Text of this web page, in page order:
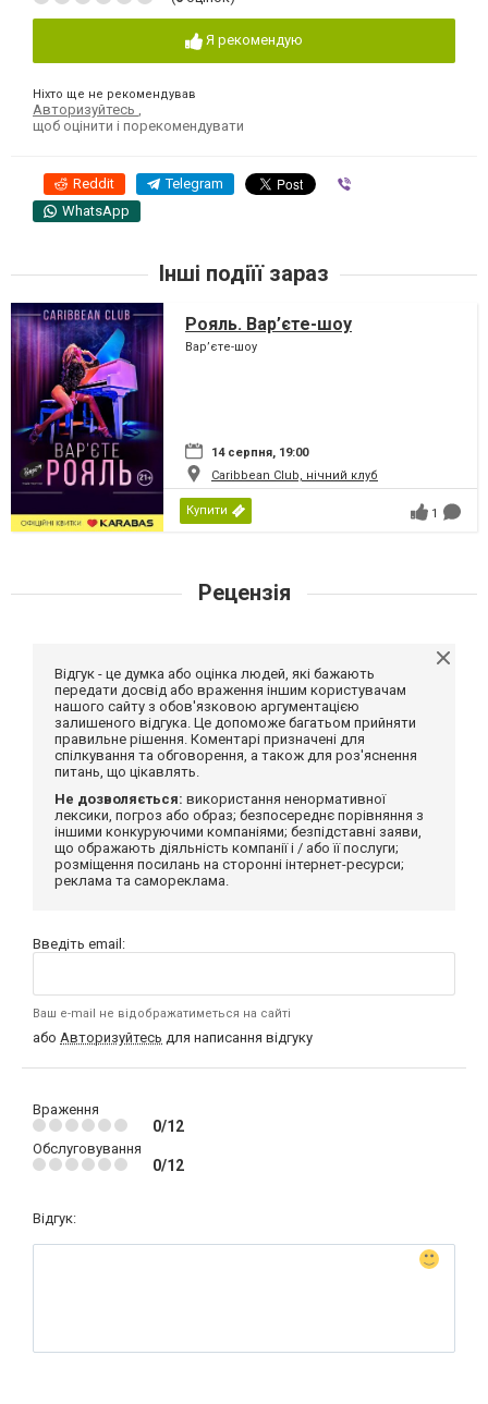
Я рекомендую
Ніхто ще не рекомендував
Авторизуйтесь
щоб оцінити і порекомендувати
Reddit Telegram
WhatsApp
Інші подіїї зараз
Рояль. Вар’єте-шоу
Вар’єте-шоу
14 серпня, 19:00
Caribbean Club, нічний клуб
Купити 1
Рецензія
Відгук - це думка або оцінка людей, які бажають
передати досвід або враження іншим користувачам
нашого сайту з обов'язковою аргументацією
залишеного відгука. Це допоможе багатьом прийняти
правильне рішення. Коментарі призначені для
спілкування та обговорення, а також для роз'яснення
питань, що цікавлять.
Не дозволяється: використання ненормативної
лексики, погроз або образ; безпосереднє порівняння з
іншими конкуруючими компаніями; безпідставні заяви,
що ображають діяльність компанії і / або її послуги;
розміщення посилань на сторонні інтернет-ресурси;
реклама та самореклама.
Введіть email:
Ваш e-mail не відображатиметься на сайті
або Авторизуйтесь для написання відгуку
Враження
0/12
Обслуговування
0/12
Відгук: